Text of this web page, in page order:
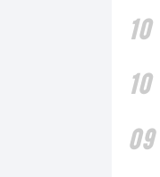
10
10
09